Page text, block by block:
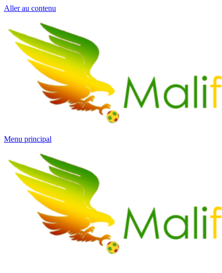
Aller au contenu
Menu principal